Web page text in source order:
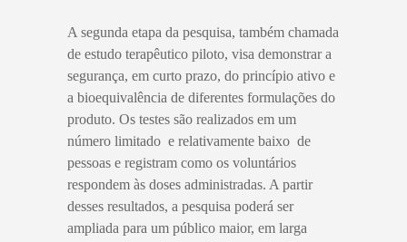
A segunda etapa da pesquisa, também chamada
de estudo terapêutico piloto, visa demonstrar a
segurança, em curto prazo, do princípio ativo e
a bioequivalência de diferentes formulações do
produto. Os testes são realizados em um
número limitado  e relativamente baixo  de
pessoas e registram como os voluntários
respondem às doses administradas. A partir
desses resultados, a pesquisa poderá ser
ampliada para um público maior, em larga